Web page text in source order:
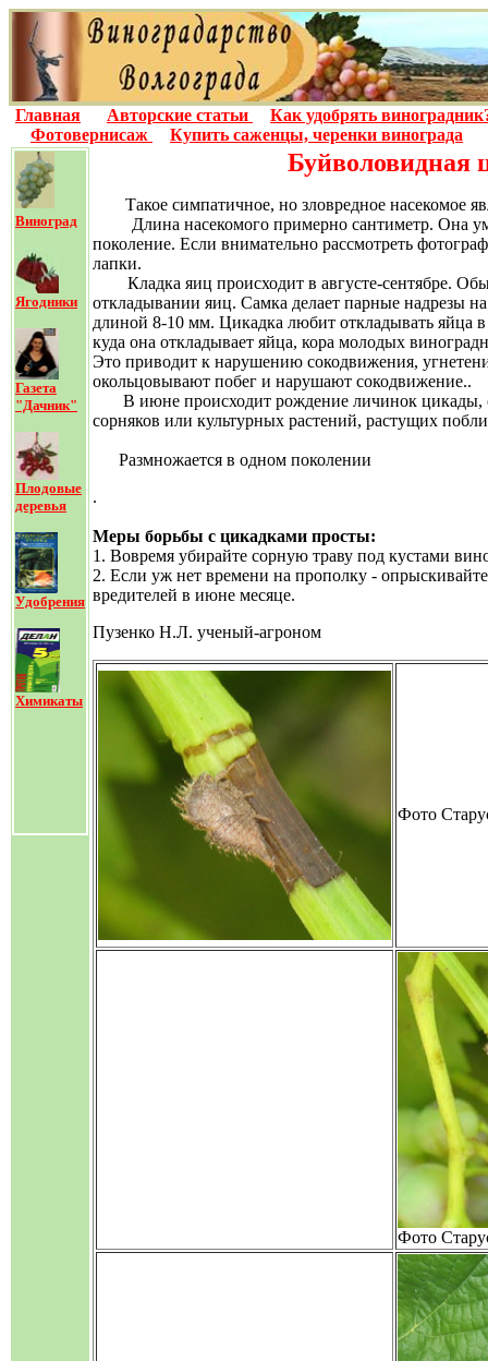
Главная Авторские статьи
Как удобрять
Фотовернисаж
Купить саженцы, черенки винограда
Виноград
Ягодники
Газета
"Дачник"
Плодовые
деревья
Удобрения
Химикаты
Буйволовидная
Такое симпатичное, но зловредное насекомое
Длина насекомого примерно сантиметр. Она
поколение. Если внимательно рассмотреть
лапки.
Кладка яиц происходит в августе-сентябре.
откладывании яиц. Самка делает парные надрезы
длиной 8-10 мм. Цикадка любит откладывать яйца
куда она откладывает яйца, кора молодых
Это приводит к нарушению сокодвижения,
окольцовывают побег и нарушают сокодвижение..
В июне происходит рождение личинок цикады,
сорняков или культурных растений, растущих
Размножается в одном поколении
.
Меры борьбы с цикадками просты:
1. Вовремя убирайте сорную траву под кустами
2. Если уж нет времени на прополку -
вредителей в июне месяце.
Пузенко Н.Л. ученый-агроном
Фото
Фото